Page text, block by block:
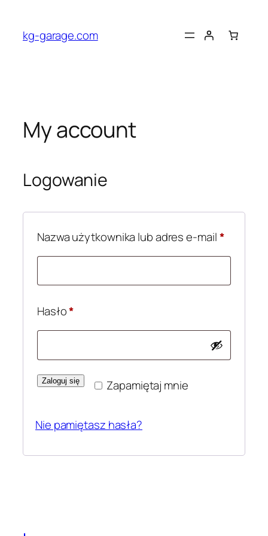
treścikg-garage.com
My account
Logowanie
Nazwa użytkownika lub adres e-mail*
Hasło*
Zapamiętaj mnie
Zaloguj się
Nie pamiętasz hasła?